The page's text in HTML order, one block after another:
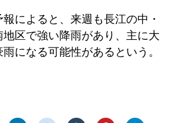
によると、来週も長江の中・
区で強い降雨があり、主に大
になる可能性があるという。